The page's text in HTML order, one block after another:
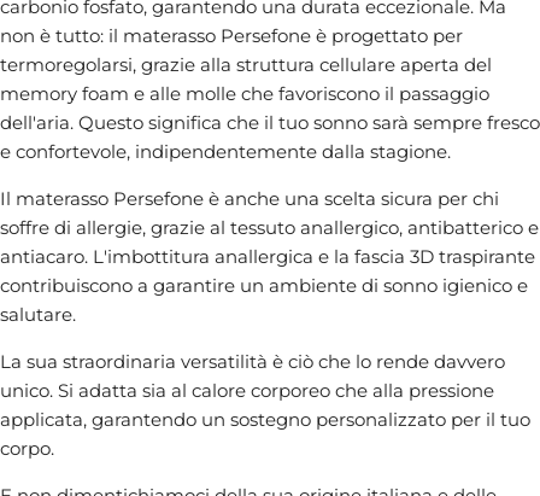
carbonio fosfato, garantendo una durata eccezionale. Ma
non è tutto: il materasso Persefone è progettato per
termoregolarsi, grazie alla struttura cellulare aperta del
memory foam e alle molle che favoriscono il passaggio
dell'aria. Questo significa che il tuo sonno sarà sempre fresco
e confortevole, indipendentemente dalla stagione.
Il materasso Persefone è anche una scelta sicura per chi
soffre di allergie, grazie al tessuto anallergico, antibatterico e
antiacaro. L'imbottitura anallergica e la fascia 3D traspirante
contribuiscono a garantire un ambiente di sonno igienico e
salutare.
La sua straordinaria versatilità è ciò che lo rende davvero
unico. Si adatta sia al calore corporeo che alla pressione
applicata, garantendo un sostegno personalizzato per il tuo
corpo.